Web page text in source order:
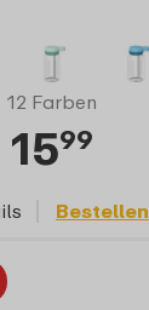
12 Farben
1599
Bestellen